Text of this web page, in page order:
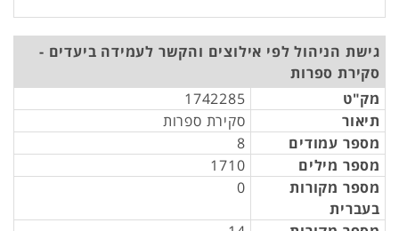
גישת הניהול לפי אילוצים והקשר לעמידה ביעדים -
סקירת ספרות
מק"ט
1742285
תיאור
סקירת ספרות
מספר עמודים
8
מספר מילים
1710
מספר מקורות
בעברית
0